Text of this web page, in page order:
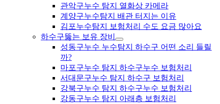
관악구누수 탐지 열화상 카메라
계양구누수탐지 배관 터지는 이유
김포누수탐지 보험처리 수도 요금 많아요
하수구뚫는 보유 장비
성동구누수 누수탐지 하수구 어떤 소리 들릴
까?
마포구누수 탐지 하수구누수 보험처리
서대문구누수 탐지 하수구 보험처리
강북구누수 탐지 하수구누수 보험처리
강동구누수 탐지 아래층 보험처리